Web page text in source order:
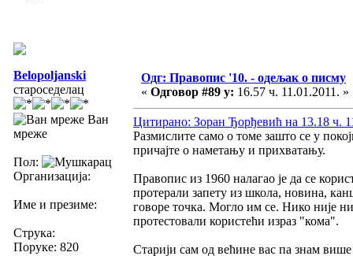
Belopoljanski
староседелац
Ван
мреже
Пол:
Организација:
Име и презиме:
Струка:
Поруке: 820
Одг: Правопис '10. - одељак о писму
« Одговор #89 у: 16.57 ч. 11.01.2011. »
Цитирано: Зоран Ђорђевић на 13.18 ч.
Размислите само о томе зашто се у
причајте о наметању и прихватању.
Правопис из 1960 налагао је да се
протерали запету из школа, новина,
говоре точка. Могло им се. Нико није
протестовали користећи израз "кома".
Старији сам од већине вас па знам